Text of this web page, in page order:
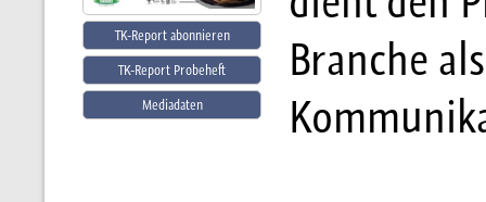
TK-Report abonnieren
TK-Report Probeheft
Mediadaten
Branche